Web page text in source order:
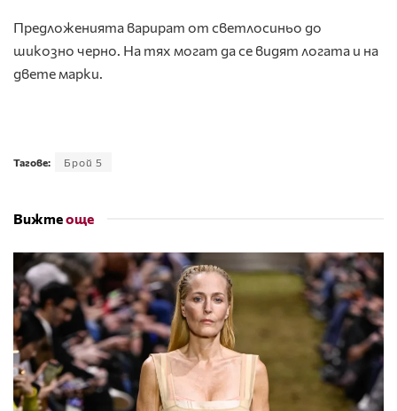
Предложенията варират от светлосиньо до
шикозно черно. На тях могат да се видят логата и на
двете марки.
Тагове: Брой 5
Вижтеоще